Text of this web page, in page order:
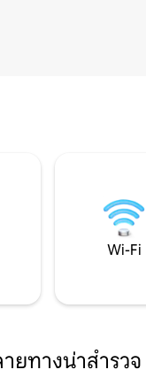
Wi-Fi
ยทางน่าสำรวจ